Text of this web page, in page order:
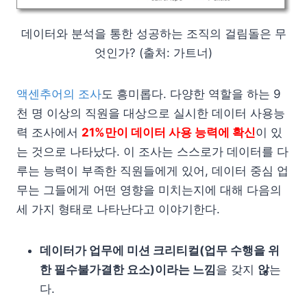
데이터와 분석을 통한 성공하는 조직의 걸림돌은 무
엇인가? (출처: 가트너)
액센추어의 조사도 흥미롭다. 다양한 역할을 하는 9
천 명 이상의 직원을 대상으로 실시한 데이터 사용능
력 조사에서 21%만이 데이터 사용 능력에 확신이 있
는 것으로 나타났다. 이 조사는 스스로가 데이터를 다
루는 능력이 부족한 직원들에게 있어, 데이터 중심 업
무는 그들에게 어떤 영향을 미치는지에 대해 다음의
세 가지 형태로 나타난다고 이야기한다.
데이터가 업무에 미션 크리티컬(업무 수행을 위
한 필수불가결한 요소)이라는 느낌을 갖지 않는
다.